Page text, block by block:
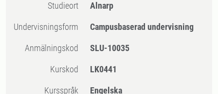
Studieort Alnarp
Undervisningsform Campusbaserad undervisning
Anmälningskod SLU-10035
Kurskod LK0441
Kursspråk Engelska